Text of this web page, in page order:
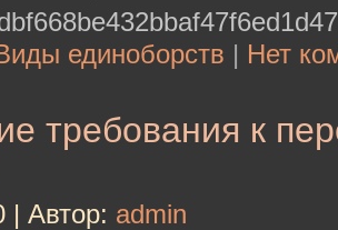
единоборств | Нет
требования к
| Автор: admin